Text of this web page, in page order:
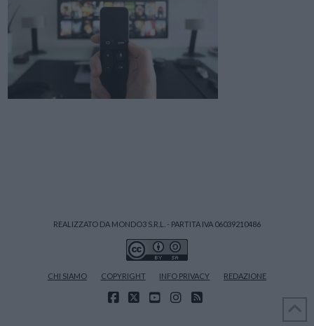
REALIZZATO DA MONDO3 S.R.L. - PARTITA IVA 06039210486
CHI SIAMO COPYRIGHT INFO PRIVACY REDAZIONE